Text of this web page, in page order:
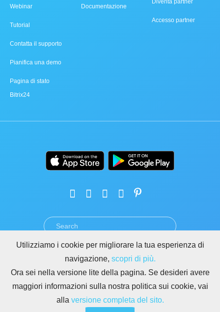
Webinar
Tutorial
Contatta il supporto
Pianifica una demo
Pagina di stato
Bitrix24
Documentazione
Diventa partner
Accesso partner
PRIVACY GDPR
ABUSO
REGOLE PER I SITI DI BITRIX24
Copyright © 2026 Bitrix24
Utilizziamo i cookie per migliorare la tua esperienza di
navigazione, scopri di più.
Ora sei nella versione lite della pagina. Se desideri avere
maggiori informazioni sulla nostra politica sui cookie, vai
alla versione completa del sito.